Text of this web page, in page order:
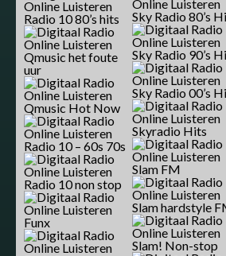
Radio 10 80’s hits
Qmusic het foute
uur
Qmusic Hot Now
Radio 10 – 60s 70s
Radio 10 non stop
Funx
Sky Radio 80’s
Sky Radio 90’s
Sky Radio 00’s
Skyradio Hits
Slam FM
Slam hardstyle
Slam! Non-stop